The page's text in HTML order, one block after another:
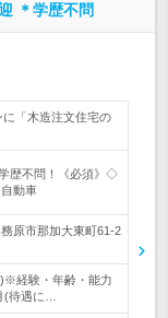
＊学歴不問
「木造注文住宅の
歴不問！《必須》◇
動車
原市那加大東町61-2
)※経験・年齢・能力
(待遇に…